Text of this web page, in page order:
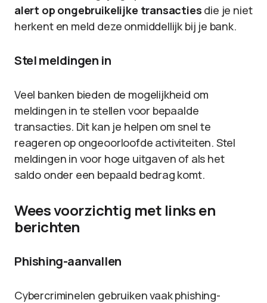
alert op ongebruikelijke transacties die je niet
herkent en meld deze onmiddellijk bij je bank.
Stel meldingen in
Veel banken bieden de mogelijkheid om
meldingen in te stellen voor bepaalde
transacties. Dit kan je helpen om snel te
reageren op ongeoorloofde activiteiten. Stel
meldingen in voor hoge uitgaven of als het
saldo onder een bepaald bedrag komt.
Wees voorzichtig met links en
berichten
Phishing-aanvallen
Cybercriminelen gebruiken vaak phishing-